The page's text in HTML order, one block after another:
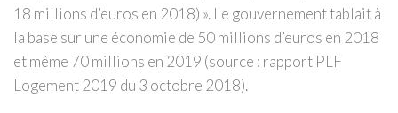
18 millions d’euros en 2018) ». Le gouvernement tablait à
la base sur une économie de 50 millions d’euros en 2018
et même 70 millions en 2019 (source : rapport PLF
Logement 2019 du 3 octobre 2018).